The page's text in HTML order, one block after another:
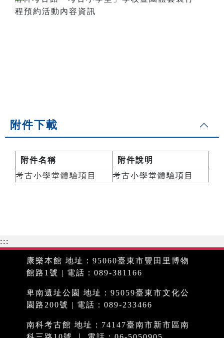
附件下載
附件名稱
附件說明
考古小學堂體驗項目
考古小學堂體驗項目
:::
康樂本館 地址：95060臺東市豐田里博物
館路1號 | 電話：089-381166
卑南遺址公園 地址：95059臺東市文化公
園路200號 | 電話：089-233466
南科考古館 地址：74147臺南市新市區南